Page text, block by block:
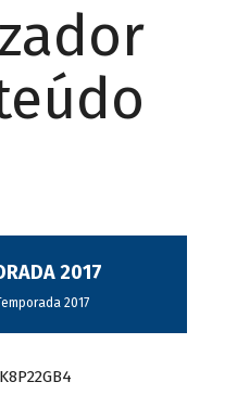
2017
2017